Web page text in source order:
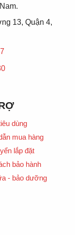
13, Quận 4,
dùng
mua hàng
lắp đặt
bảo hành
- bảo dưỡng